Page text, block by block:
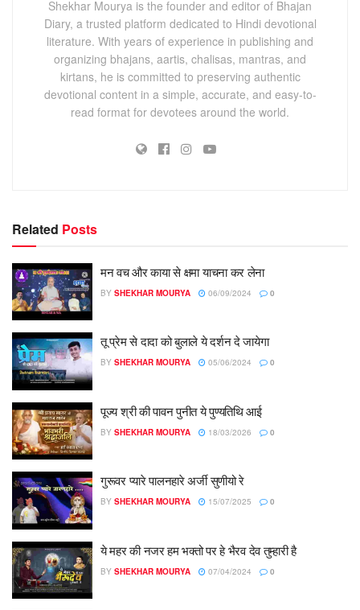
Shekhar Mourya is the founder and editor of Bhajan
Diary, a trusted platform dedicated to Hindi devotional
literature. With years of experience in publishing and
organizing bhajans, aartis, chalisas, mantras, and
kirtans, he is committed to preserving authentic
devotional content in a simple, accurate, and easy-to-
read format for devotees around the world.
Related Posts
मन वच और काया से क्षमा याचना कर लेना
BY SHEKHAR MOURYA 06/09/2024 0
तू प्रेम से दादा को बुलाले ये दर्शन दे जायेगा
BY SHEKHAR MOURYA 05/06/2024 0
पूज्य श्री की पावन पुनीत ये पुण्यतिथि आई
BY SHEKHAR MOURYA 18/03/2026 0
गुरूवर प्यारे पालनहारे अर्जी सुणीयो रे
BY SHEKHAR MOURYA 15/07/2025 0
ये महर की नजर हम भक्तो पर हे भैरव देव तुम्हारी है
BY SHEKHAR MOURYA 07/04/2024 0